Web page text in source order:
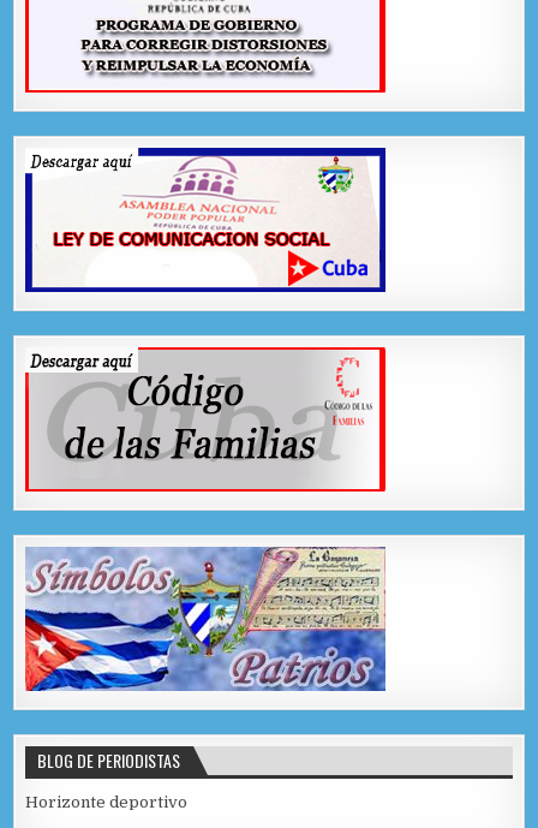
BLOG DE PERIODISTAS
Horizonte deportivo